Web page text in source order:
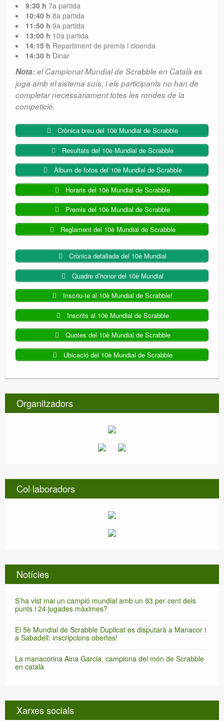
9:30 h 7a partida
10:40 h 8a partida
11:50 h 9a partida
13:00 h 10a partida
14:15 h Repartiment de premis i cloenda
14:30 h Dinar
Nota:el Campionat Mundial de Scrabble en Català es
juga amb el sistema suís, i els participants no han de
completar necessàriament totes les rondes de la
competició.
Crònica breu del 10è Mundial de Scrabble
Resultats del 10è Mundial de Scrabble
Àlbum de fotos del 10è Mundial de Scrabble
Horaris del 10è Mundial de Scrabble
Premis del 10è Mundial de Scrabble
Reglament del 10è Mundial de Scrabble
Crònica detallada del 10è Mundial
Quadre d’honor del 10è Mundial
Inscriu-te al 10è Mundial de Scrabble!
Inscrits al 10è Mundial de Scrabble
Quotes del 10è Mundial de Scrabble
Ubicació del 10è Mundial de Scrabble
Organitzadors
Col·laboradors
Notícies
S’ha vist mai un campió mundial amb un 93 per cent dels
punts i 24 jugades màximes?
El 5è Mundial de Scrabble Duplicat es disputarà a Manacor i
a Sabadell: inscripcions obertes!
La manacorina Aina Garcia, campiona del món de Scrabble
en català
Xarxes socials